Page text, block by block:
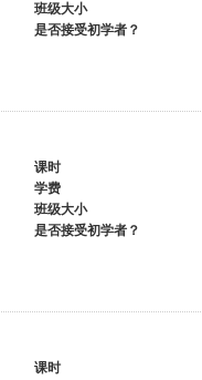
班级大小
是否接受初学者？
课时
学费
班级大小
是否接受初学者？
课时